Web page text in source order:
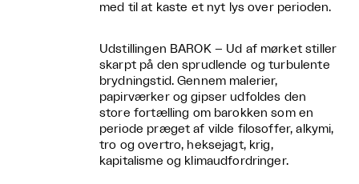
med til at kaste et nyt lys over perioden.
Udstillingen BAROK – Ud af mørket stiller
skarpt på den sprudlende og turbulente
brydningstid. Gennem malerier,
papirværker og gipser udfoldes den
store fortælling om barokken som en
periode præget af vilde filosoffer, alkymi,
tro og overtro, heksejagt, krig,
kapitalisme og klimaudfordringer.